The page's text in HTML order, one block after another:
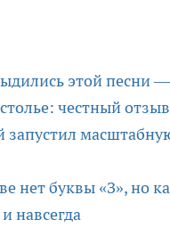
этой песни —
честный
запустил
нет буквы «З», но
навсегда